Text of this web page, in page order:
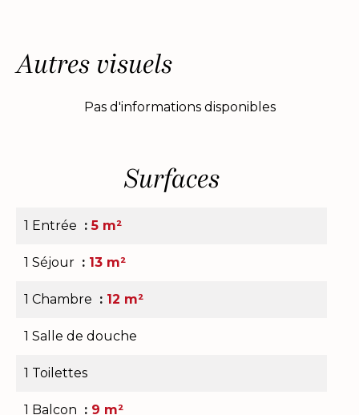
Autres visuels
Pas d'informations disponibles
Surfaces
1 Entrée 5 m²
1 Séjour 13 m²
1 Chambre 12 m²
1 Salle de douche
1 Toilettes
1 Balcon 9 m²